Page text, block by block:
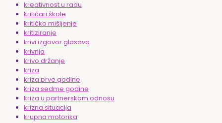
kreativnost u radu
kritičari škole
kritičko mišljenje
kritiziranje
krivi izgovor glasova
krivnja
krivo držanje
kriza
kriza prve godine
kriza sedme godine
kriza u partnerskom odnosu
krizna situacija
krupna motorika